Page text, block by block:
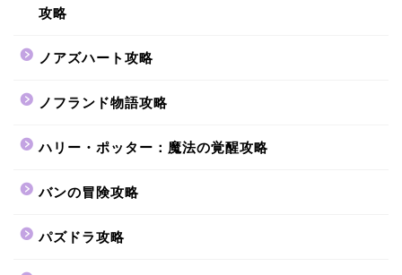
攻略
ノアズハート攻略
ノフランド物語攻略
ハリー・ポッター：魔法の覚醒攻略
バンの冒険攻略
パズドラ攻略